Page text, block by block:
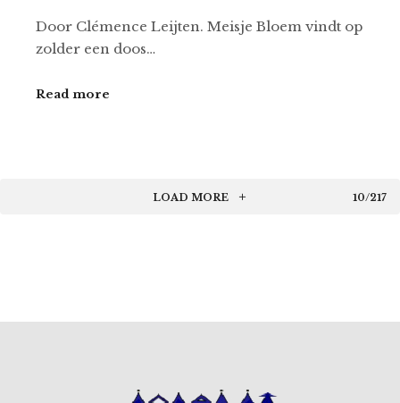
Door Clémence Leijten. Meisje Bloem vindt op
zolder een doos…
Read more
LOAD MORE 10/217